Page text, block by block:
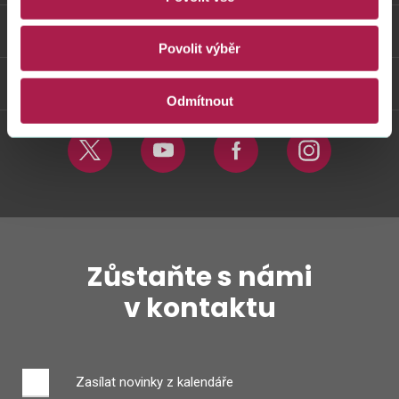
Povolit výběr
Odmítnout
Odkazy
Weby FS
Twitter Youtube Facebook Instagram
Zůstaňte s námi
v kontaktu
Zasílat novinky z kalendáře